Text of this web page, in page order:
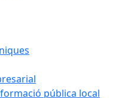
pública local